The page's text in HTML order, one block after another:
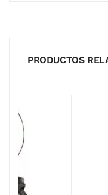
PRODUCTOS